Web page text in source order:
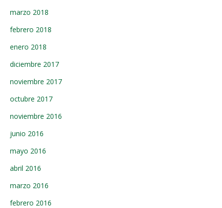
marzo 2018
febrero 2018
enero 2018
diciembre 2017
noviembre 2017
octubre 2017
noviembre 2016
junio 2016
mayo 2016
abril 2016
marzo 2016
febrero 2016